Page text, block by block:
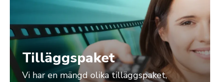
Tilläggspaket
Vi har en mängd olika tilläggspaket,